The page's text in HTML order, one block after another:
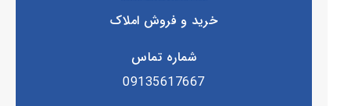
خرید و فروش املاک
شماره تماس
09135617667